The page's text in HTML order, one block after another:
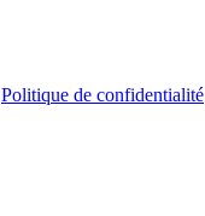
Politique de confidentialité